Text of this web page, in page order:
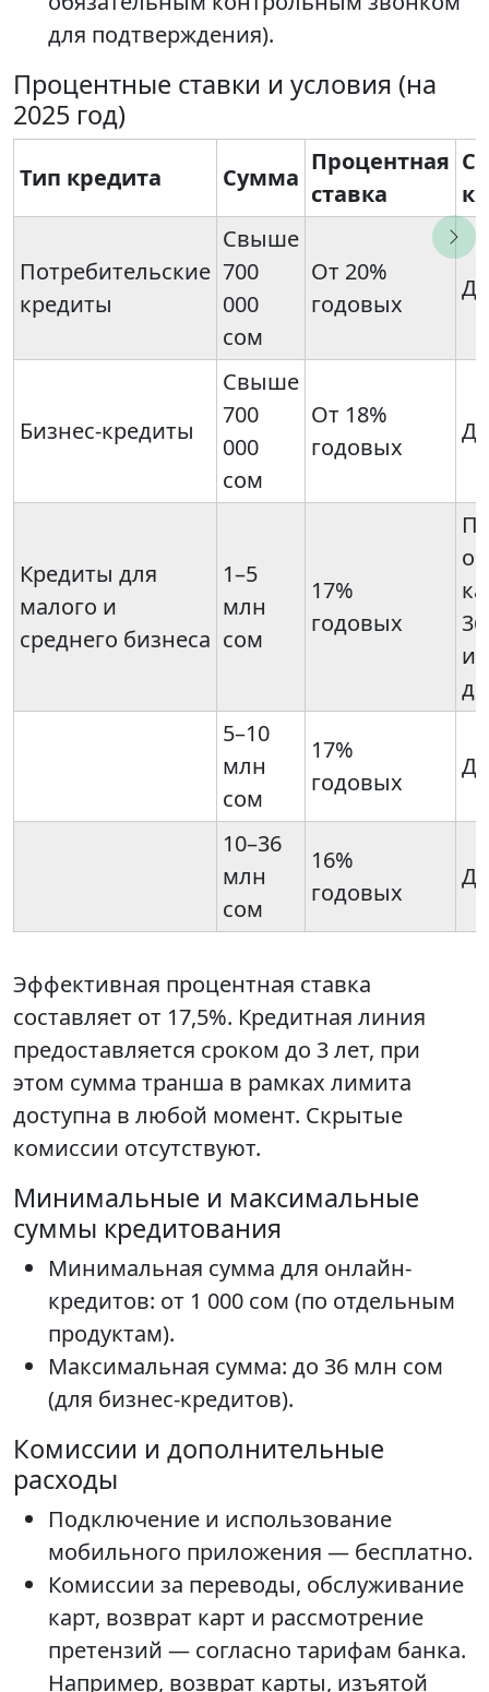
для подтверждения).
Процентные ставки и условия (на
2025 год)
Тип кредита Сумма
Процентная
ставка
Потребительские
кредиты
Свыше
700
000
сом
От 20%
годовых
Бизнес-кредиты
Свыше
700
000
сом
От 18%
годовых
Кредиты для
малого и
среднего бизнеса
1–5
млн
сом
17%
годовых
5–10
млн
сом
17%
годовых
10–36
млн
сом
16%
годовых
Эффективная процентная ставка
составляет от 17,5%. Кредитная линия
предоставляется сроком до 3 лет, при
этом сумма транша в рамках лимита
доступна в любой момент. Скрытые
комиссии отсутствуют.
Минимальные и максимальные
суммы кредитования
Минимальная сумма для онлайн-
кредитов: от 1 000 сом (по отдельным
продуктам).
Максимальная сумма: до 36 млн сом
(для бизнес-кредитов).
Комиссии и дополнительные
расходы
Подключение и использование
мобильного приложения — бесплатно.
Комиссии за переводы, обслуживание
карт, возврат карт и рассмотрение
претензий — согласно тарифам банка.
Например, возврат карты, изъятой